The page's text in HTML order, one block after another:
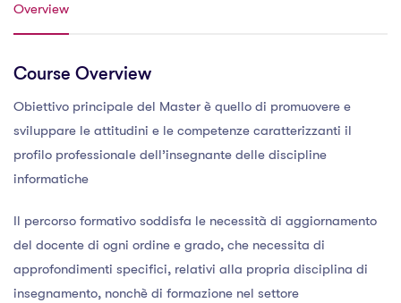
Overview
Course Overview
Obiettivo principale del Master è quello di promuovere e
sviluppare le attitudini e le competenze caratterizzanti il
profilo professionale dell’insegnante delle discipline
informatiche
Il percorso formativo soddisfa le necessità di aggiornamento
del docente di ogni ordine e grado, che necessita di
approfondimenti specifici, relativi alla propria disciplina di
insegnamento, nonchè di formazione nel settore